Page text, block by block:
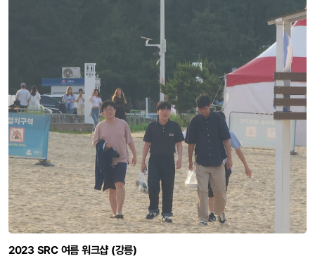
2023 SRC 여름 워크샵 (강릉)